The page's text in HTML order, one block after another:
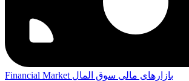
Financial Market بازارهای مالی سوق المال